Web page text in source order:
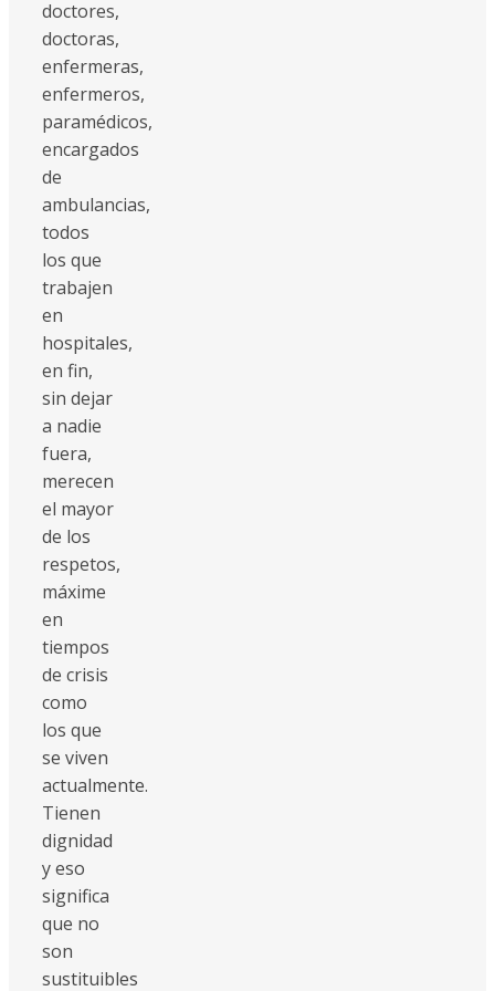
doctores,
doctoras,
enfermeras,
enfermeros,
paramédicos,
encargados
de
ambulancias,
todos
los que
trabajen
en
hospitales,
en fin,
sin dejar
a nadie
fuera,
merecen
el mayor
de los
respetos,
máxime
en
tiempos
de crisis
como
los que
se viven
actualmente.
Tienen
dignidad
y eso
significa
que no
son
sustituibles